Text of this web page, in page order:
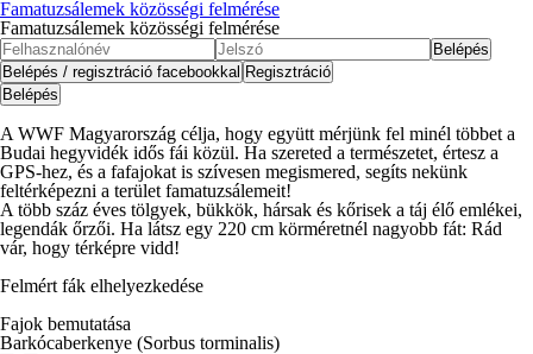
Famatuzsálemek közösségi felmérése
Famatuzsálemek közösségi felmérése
A WWF Magyarország célja, hogy együtt mérjünk fel minél többet a
Budai hegyvidék idős fái közül. Ha szereted a természetet, értesz a
GPS-hez, és a fafajokat is szívesen megismered, segíts nekünk
feltérképezni a terület famatuzsálemeit!
A több száz éves tölgyek, bükkök, hársak és kőrisek a táj élő emlékei,
legendák őrzői. Ha látsz egy 220 cm körméretnél nagyobb fát: Rád
vár, hogy térképre vidd!
Felmért fák elhelyezkedése
Fajok bemutatása
Barkócaberkenye (Sorbus torminalis)